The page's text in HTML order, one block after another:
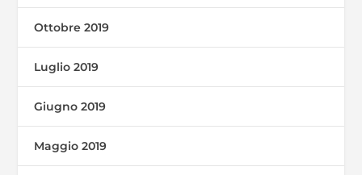
Ottobre 2019
Luglio 2019
Giugno 2019
Maggio 2019